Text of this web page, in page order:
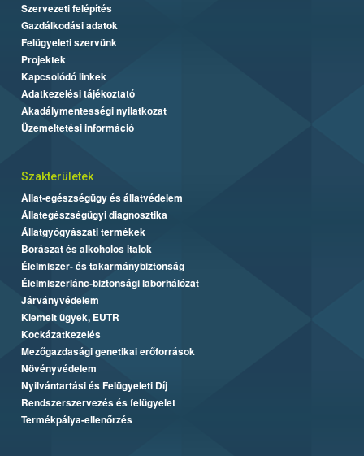
Szervezeti felépítés
Gazdálkodási adatok
Felügyeleti szervünk
Projektek
Kapcsolódó linkek
Adatkezelési tájékoztató
Akadálymentességi nyilatkozat
Üzemeltetési információ
Szakterületek
Állat-egészségügy és állatvédelem
Állategészségügyi diagnosztika
Állatgyógyászati termékek
Borászat és alkoholos italok
Élelmiszer- és takarmánybiztonság
Élelmiszerlánc-biztonsági laborhálózat
Járványvédelem
Kiemelt ügyek, EUTR
Kockázatkezelés
Mezőgazdasági genetikai erőforrások
Növényvédelem
Nyilvántartási és Felügyeleti Díj
Rendszerszervezés és felügyelet
Termékpálya-ellenőrzés